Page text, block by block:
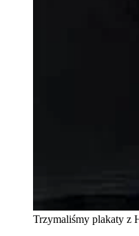
Trzymaliśmy plakaty z